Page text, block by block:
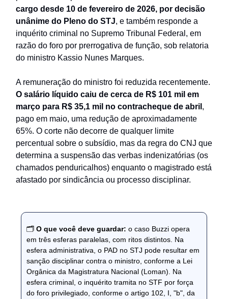
cargo desde 10 de fevereiro de 2026, por decisão
unânime do Pleno do STJ, e também responde a
inquérito criminal no Supremo Tribunal Federal, em
razão do foro por prerrogativa de função, sob relatoria
do ministro Kassio Nunes Marques.
A remuneração do ministro foi reduzida recentemente.
O salário líquido caiu de cerca de R$ 101 mil em
março para R$ 35,1 mil no contracheque de abril ,
pago em maio, uma redução de aproximadamente
65%. O corte não decorre de qualquer limite
percentual sobre o subsídio, mas da regra do CNJ que
determina a suspensão das verbas indenizatórias (os
chamados penduricalhos) enquanto o magistrado está
afastado por sindicância ou processo disciplinar.
🗂️ O que você deve guardar: o caso Buzzi opera
em três esferas paralelas, com ritos distintos. Na
esfera administrativa, o PAD no STJ pode resultar em
sanção disciplinar contra o ministro, conforme a Lei
Orgânica da Magistratura Nacional (Loman). Na
esfera criminal, o inquérito tramita no STF por força
do foro privilegiado, conforme o artigo 102, I, "b", da